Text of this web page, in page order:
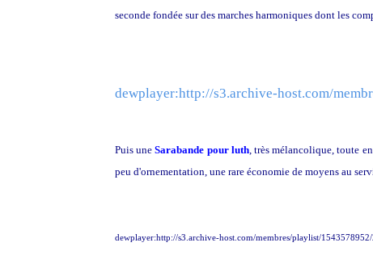
seconde fondée sur des marches harmoniques dont les
dewplayer:http://s3.archive-host.com/
Puis uneSarabande pour luth, très mélancolique, toute
peu d'ornementation, une rare économie de moyens au
dewplayer:http://s3.archive-host.com/membres/playlist/